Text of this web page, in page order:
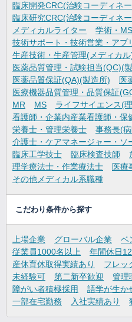
臨床開発CRC(治験コーディネ
臨床研究CRC(治験コーディネ
メディカルライター
学術・
技術サポート・技術営業・アプ
生産技術・生産管理(メディカル
医薬品質管理・試験担当(QC)(
医薬品質保証(QA)(製造所)
医
医療機器品質管理・品質保証
MR
MS ライフサイエンス(
看護師・企業内産業看護師・保
栄養士・管理栄養士
事務長(
介護士・ケアマネージャー・ソ
臨床工学技士
臨床検査技師
理学療法士・作業療法士
医療
その他メディカル系職種
こだわり条件から探す
上場企業 グローバル企業 ベ
従業員1000名以上
年間休日
産休育休取得実績あり
フレッ
未経験可
第二新卒歓迎 管理
障がい者積極採用
語学が生か
一部在宅勤務
入社実績あり